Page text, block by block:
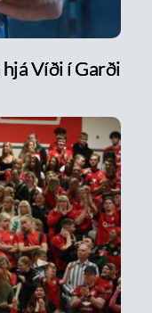
Víði í Garði